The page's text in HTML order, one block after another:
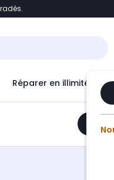
Accéder directement
Réparer en illimité avec